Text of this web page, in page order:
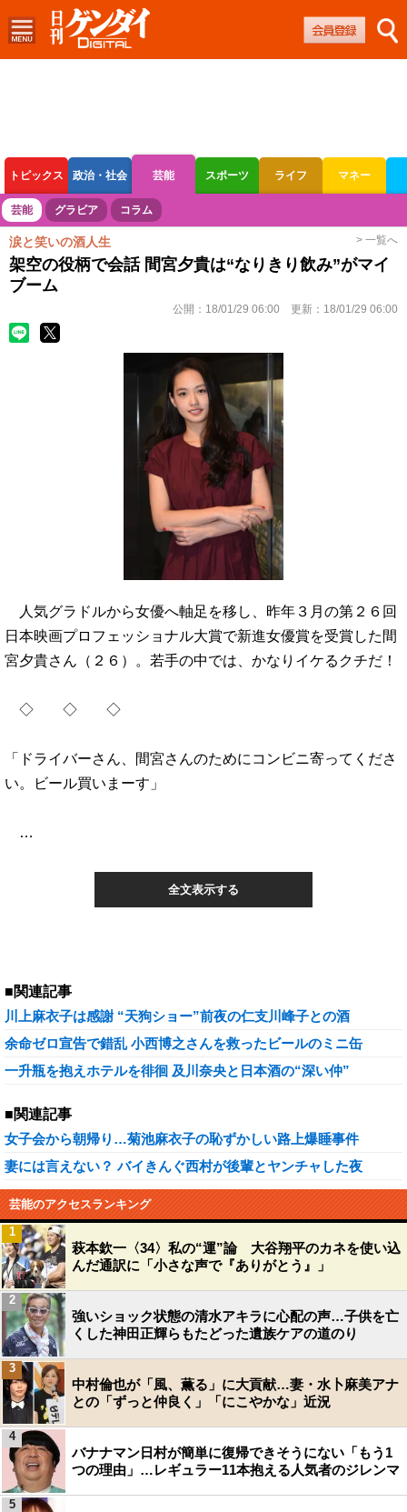
トピックス 政治・社会 芸能 スポーツ ライフ マネー
ボートレース 競輪 オートレース
芸能 グラビア コラム
涙と笑いの酒人生 > 一覧へ
架空の役柄で会話 間宮夕貴は“なりきり飲み”がマイ
ブーム
公開： 18/01/29 06:00 更新： 18/01/29 06:00
人気グラドルから女優へ軸足を移し、昨年３月の第２６回
日本映画プロフェッショナル大賞で新進女優賞を受賞した間
宮夕貴さん（２６）。若手の中では、かなりイケるクチだ！
◇ ◇ ◇
「ドライバーさん、間宮さんのためにコンビニ寄ってくださ
い。ビール買いまーす」
…
全文表示する
■関連記事
川上麻衣子は感謝 “天狗ショー”前夜の仁支川峰子との酒
余命ゼロ宣告で錯乱 小西博之さんを救ったビールのミニ缶
一升瓶を抱えホテルを徘徊 及川奈央と日本酒の“深い仲”
■関連記事
女子会から朝帰り…菊池麻衣子の恥ずかしい路上爆睡事件
妻には言えない？ バイきんぐ西村が後輩とヤンチャした夜
芸能のアクセスランキング
萩本欽一〈34〉私の“運”論 大谷翔平のカネを使い込
んだ通訳に「小さな声で『ありがとう』」
1
強いショック状態の清水アキラに心配の声…子供を亡
くした神田正輝らもたどった遺族ケアの道のり
2
中村倫也が「風、薫る」に大貢献…妻・水卜麻美アナ
との「ずっと仲良く」「にこやかな」近況
3
バナナマン日村が簡単に復帰できそうにない「もう1
つの理由」…レギュラー11本抱える人気者のジレンマ
4
5